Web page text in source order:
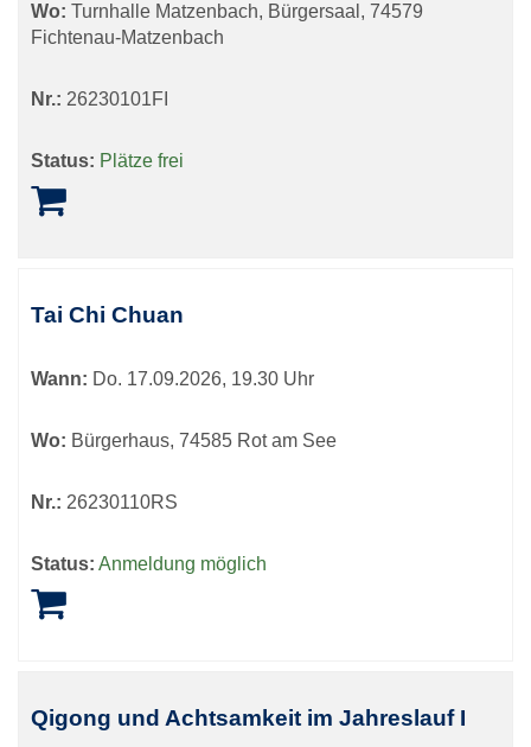
Wo: Turnhalle Matzenbach, Bürgersaal, 74579
Fichtenau-Matzenbach
Nr.: 26230101FI
Status: Plätze frei
Tai Chi Chuan
Wann: Do. 17.09.2026, 19.30 Uhr
Wo: Bürgerhaus, 74585 Rot am See
Nr.: 26230110RS
Status: Anmeldung möglich
Qigong und Achtsamkeit im Jahreslauf I